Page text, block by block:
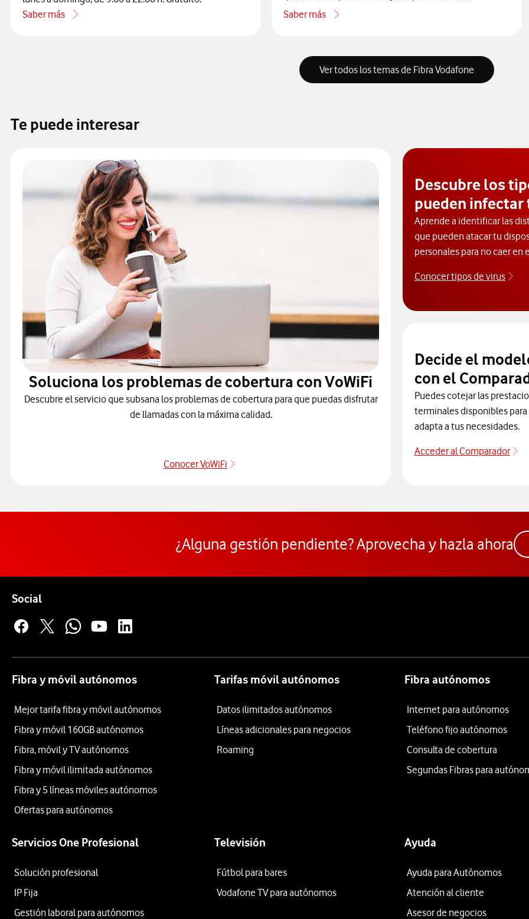
Saber más
acerca de Cómo contactar con atención al cliente de Vodafone por teléfono
Saber más
acerca de Cómo saber si la fibra llega a tu dirección
Ver todos los temas de Fibra Vodafone
Te puede interesar
Soluciona los problemas de cobertura con VoWiFi
Descubre el servicio que subsana los problemas de cobertura para que puedas disfrutar
de llamadas con la máxima calidad.
Conocer VoWiFi
Descubre los
pueden
Aprende a identificar las
que pueden atacar tu
personales para no caer en
Conocer tipos de virus
Decide el
con el
Puedes cotejar las
terminales disponibles
adapta a tus necesidades.
Acceder al Comparador
¿Alguna gestión pendiente? Aprovecha y hazla ahora
SocialEnlaces a las redes sociales de Vodafone
Fibra y móvil autónomos
Mejor tarifa fibra y móvil autónomos
Fibra y móvil 160GB autónomos
Fibra, móvil y TV autónomos
Fibra y móvil ilimitada autónomos
Fibra y 5 líneas móviles autónomos
Ofertas para autónomos
Tarifas móvil autónomos
Datos ilimitados autónomos
Líneas adicionales para negocios
Roaming
Fibra autónomos
Internet para autónomos
Teléfono fijo autónomos
Consulta de cobertura
Segundas Fibras para
Servicios One Profesional
Solución profesional
IP Fija
Gestión laboral para autónomos
Televisión
Fútbol para bares
Vodafone TV para autónomos
Ayuda
Ayuda para Autónomos
Atención al cliente
Asesor de negocios